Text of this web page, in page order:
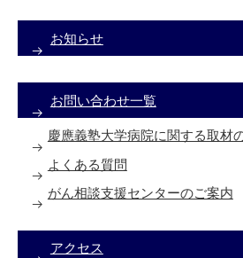
お知らせ
お問い合わせ一覧
慶應義塾大学病院に関する取材
よくある質問
がん相談支援センターのご案内
アクセス